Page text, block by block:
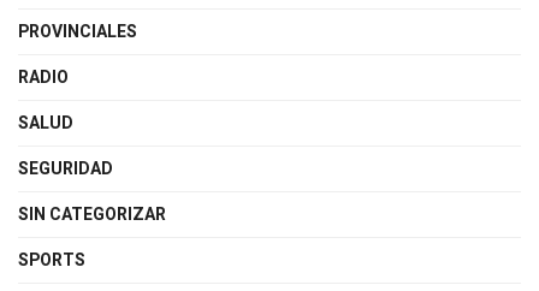
PROVINCIALES
RADIO
SALUD
SEGURIDAD
SIN CATEGORIZAR
SPORTS